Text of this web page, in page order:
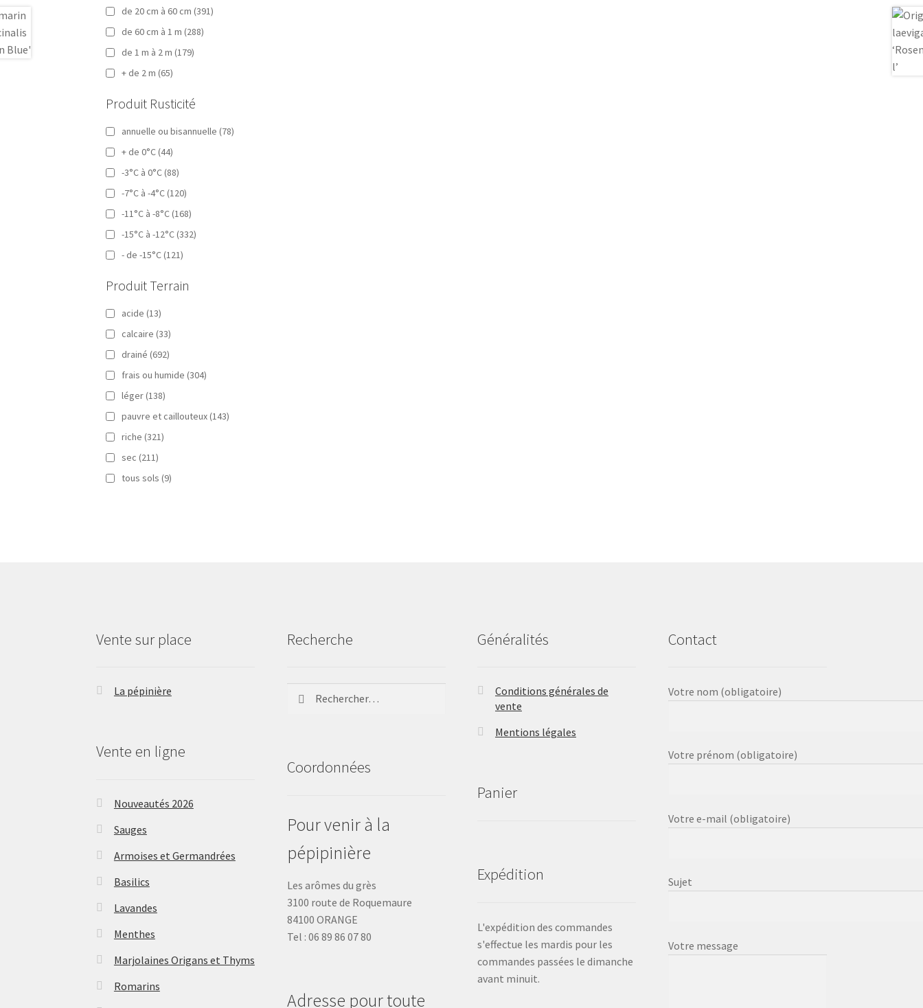
de 20 cm à 60 cm (391)
de 60 cm à 1 m (288)
de 1 m à 2 m (179)
+ de 2 m (65)
Produit Rusticité
annuelle ou bisannuelle (78)
+ de 0°C (44)
-3°C à 0°C (88)
-7°C à -4°C (120)
-11°C à -8°C (168)
-15°C à -12°C (332)
- de -15°C (121)
Produit Terrain
acide (13)
calcaire (33)
drainé (692)
frais ou humide (304)
léger (138)
pauvre et caillouteux (143)
riche (321)
sec (211)
tous sols (9)
Vente sur place
La pépinière
Vente en ligne
Nouveautés 2026
Sauges
Armoises et Germandrées
Basilics
Lavandes
Menthes
Marjolaines Origans et Thyms
Romarins
Recherche
Coordonnées
Pour venir à la
pépipinière
Les arômes du grès
3100 route de Roquemaure
84100 ORANGE
Tel : 06 89 86 07 80
Adresse pour toute
Généralités
Conditions générales de
vente
Mentions légales
Panier
Expédition
L'expédition des commandes
s'effectue les mardis pour les
commandes passées le dimanche
avant minuit.
Contact
Votre nom (obligatoire)
Votre prénom (obligatoire)
Votre e-mail (obligatoire)
Sujet
Votre message